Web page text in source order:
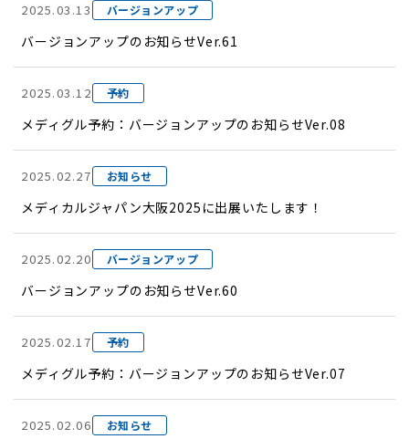
2025.03.13 バージョンアップ
バージョンアップのお知らせVer.61
2025.03.12 予約
メディグル予約：バージョンアップのお知らせVer.08
2025.02.27 お知らせ
メディカルジャパン大阪2025に出展いたします！
2025.02.20 バージョンアップ
バージョンアップのお知らせVer.60
2025.02.17 予約
メディグル予約：バージョンアップのお知らせVer.07
2025.02.06 お知らせ